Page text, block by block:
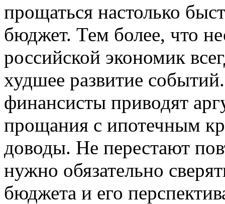
прощаться настолько
бюджет. Тем более, что
российской экономик
худшее развитие
финансисты приводят
прощания с ипотечным
доводы. Не перестают
нужно обязательно
бюджета и его